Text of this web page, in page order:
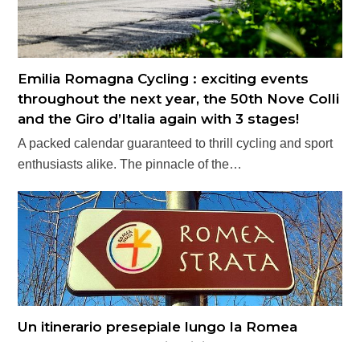
Emilia Romagna Cycling : exciting events
throughout the next year, the 50th Nove Colli
and the Giro d’Italia again with 3 stages!
A packed calendar guaranteed to thrill cycling and sport
enthusiasts alike. The pinnacle of the…
Un itinerario presepiale lungo la Romea